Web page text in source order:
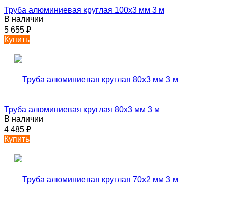
Труба алюминиевая круглая 100х3 мм 3 м
В наличии
5 655 ₽
Купить
Труба алюминиевая круглая 80х3 мм 3 м
В наличии
4 485 ₽
Купить